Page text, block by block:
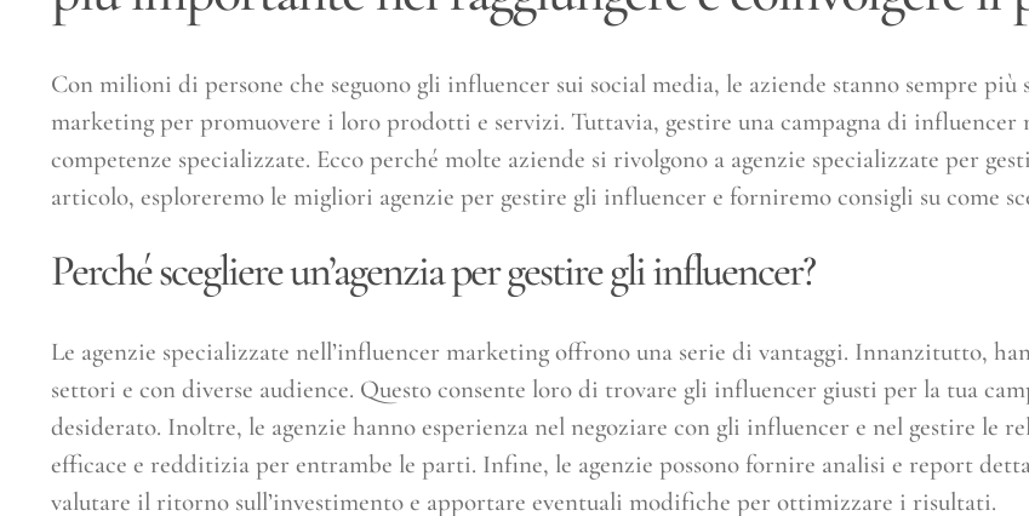
Con milioni di persone che seguono gli influencer sui social media, le aziende stanno sempre
marketing per promuovere i loro prodotti e servizi. Tuttavia, gestire una campagna di influencer
competenze specializzate. Ecco perché molte aziende si rivolgono a agenzie specializzate per
articolo, esploreremo le migliori agenzie per gestire gli influencer e forniremo consigli su come
Perché scegliere un’agenzia per gestire gli influencer?
Le agenzie specializzate nell’influencer marketing offrono una serie di vantaggi. Innanzitutto,
settori e con diverse audience. Questo consente loro di trovare gli influencer giusti per la tua
desiderato. Inoltre, le agenzie hanno esperienza nel negoziare con gli influencer e nel gestire le
efficace e redditizia per entrambe le parti. Infine, le agenzie possono fornire analisi e report
valutare il ritorno sull’investimento e apportare eventuali modifiche per ottimizzare i risultati.